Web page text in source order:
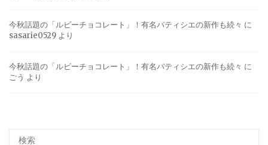
今秋話題の「ルビーチョコレート」！有名パティシエの新作も続々 に
sasarie0529 より
今秋話題の「ルビーチョコレート」！有名パティシエの新作も続々 に
ごう より